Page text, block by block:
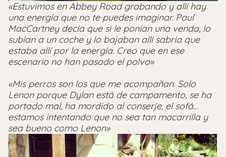
«Estuvimos en Abbey Road grabando y allí hay
una energía que no te puedes imaginar. Paul
MacCartney decía que si le ponían una venda, lo
subían a un coche y lo bajaban allí sabría que
estaba allí por la energía. Creo que en ese
escenario no han pasado el polvo»
«Mis perros son los que me acompañan. Solo
Lenon porque Dylan está de campamento, se ha
portado mal, ha mordido al conserje, el sofá…
estamos intentando que no sea tan macarrilla y
sea bueno como Lenon»